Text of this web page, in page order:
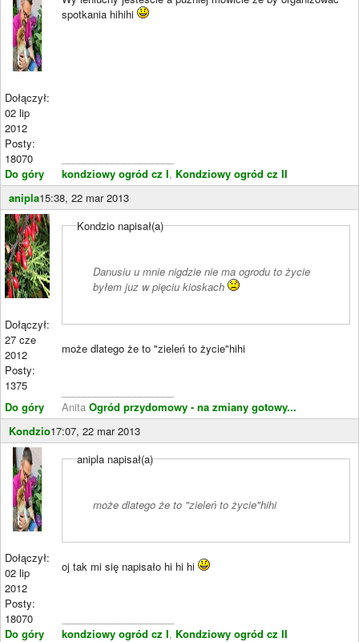
Dołączył:
02 lip
2012
Posty:
18070
Do góry
spotkania hihihi
kondziowy ogród cz I, Kondziowy ogród cz II
anipla15:38, 22 mar 2013
Dołączył:
27 cze
2012
Posty:
1375
Do góry
Kondzio napisał(a)
Danusiu u mnie nigdzie nie ma ogrodu to życie
byłem juz w pięciu kioskach
może dlatego że to "zieleń to życie"hihi
Anita Ogród przydomowy - na zmiany gotowy...
Kondzio17:07, 22 mar 2013
Dołączył:
02 lip
2012
Posty:
18070
Do góry
anipla napisał(a)
może dlatego że to "zieleń to życie"hihi
oj tak mi się napisało hi hi hi
kondziowy ogród cz I, Kondziowy ogród cz II